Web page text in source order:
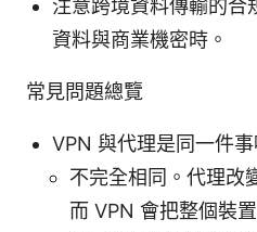
注意跨境資料傳輸的合
資料與商業機密時。
常見問題總覽
VPN 與代理是同一件事
不完全相同。代理改
而 VPN 會把整個裝